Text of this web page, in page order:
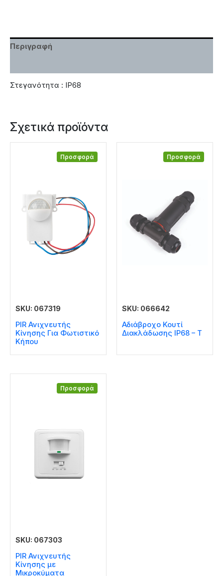
Περιγραφή
Στεγανότητα : IP68
Σχετικά προϊόντα
Προσφορά
SKU: 067319
PIR Ανιχνευτής
Κίνησης Για Φωτιστικό
Κήπου
Προσφορά
SKU: 066642
Αδιάβροχο Κουτί
Διακλάδωσης IP68 – T
Προσφορά
SKU: 067303
PIR Ανιχνευτής
Κίνησης με
Μικροκύματα